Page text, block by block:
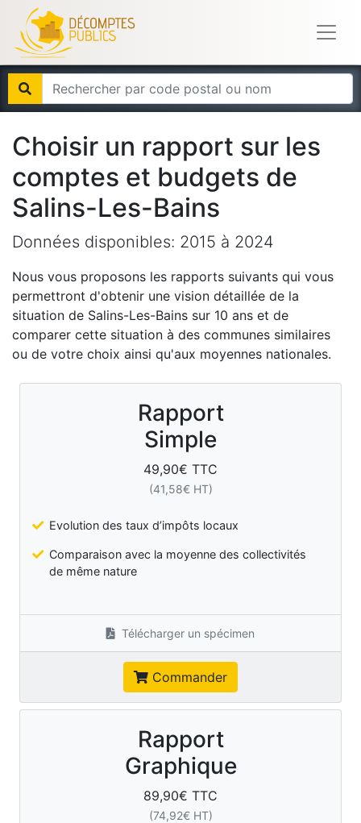
Choisir un rapport sur les
comptes et budgets de
Salins-Les-Bains
Données disponibles: 2015 à 2024
Nous vous proposons les rapports suivants qui vous
permettront d'obtenir une vision détaillée de la
situation de Salins-Les-Bains sur 10 ans et de
comparer cette situation à des communes similaires
ou de votre choix ainsi qu'aux moyennes nationales.
Rapport
Simple
49,90€ TTC
(41,58€ HT)
Evolution des taux d’impôts locaux
Comparaison avec la moyenne des collectivités
de même nature
Télécharger un spécimen
Commander
Rapport
Graphique
89,90€ TTC
(74,92€ HT)